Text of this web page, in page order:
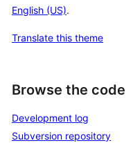
English (US).
Translate this theme
Browse the code
Development log
Subversion repository